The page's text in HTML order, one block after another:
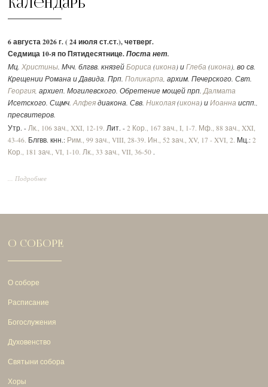
Календарь
6 августа 2026 г. ( 24 июля ст.ст.), четверг.
Седмица 10-я по Пятидесятнице.Поста нет.
Мц.Христины. Мчч. блгвв. князейБориса (икона) иГлеба (икона), во св.
Крещении Романа и Давида. Прп.Поликарпа, архим. Печерского. Свт.
Георгия, архиеп. Могилевского. Обретение мощей прп.Далмата
Исетского. Сщмч.Алфея диакона. Свв.Николая (икона) иИоанна испп.,
пресвитеров.
Утр. -Лк., 106 зач., XXI, 12-19. Лит. -2 Кор., 167 зач., I, 1-7. Мф., 88 зач., XXI,
43-46. Блгвв. кнн.: Рим., 99 зач., VIII, 28-39. Ин., 52 зач., XV, 17 - XVI, 2. Мц.:2
Кор., 181 зач., VI, 1-10. Лк., 33 зач., VII, 36-50 .
... Подробнее
О СОБОРЕ
О соборе
Расписание
Богослужения
Духовенство
Святыни собора
Хоры